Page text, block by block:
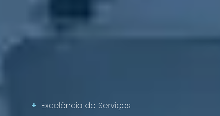
+ Excelência de Serviços